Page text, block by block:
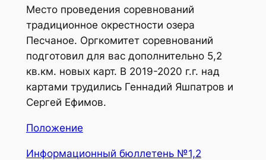
Место проведения соревнований
традиционное окрестности озера
Песчаное. Оргкомитет соревнований
подготовил для вас дополнительно 5,2
кв.км. новых карт. В 2019-2020 г.г. над
картами трудились Геннадий Яшпатров и
Сергей Ефимов.
Положение
Информационный бюллетень №1,2